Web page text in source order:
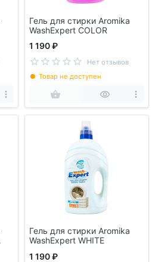
Гель для стирки Aromika
WashExpert COLOR
1 190 ₽
Нет отзывов
Товар не доступен
Гель для стирки Aromika
WashExpert WHITE
1 190 ₽